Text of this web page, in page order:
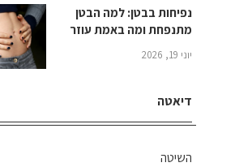
נפיחות בבטן: למה הבטן
מתנפחת ומה באמת עוזר
יוני 19, 2026
דיאטה
השיטה